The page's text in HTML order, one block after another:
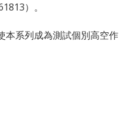
）。
本系列成為測試個別高空作